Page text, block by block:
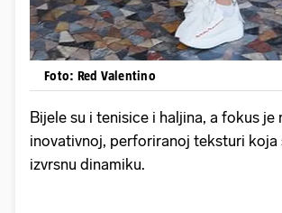
Foto: Red Valentino
Bijele su i tenisice i haljina, a fokus je
inovativnoj, perforiranoj teksturi koja
izvrsnu dinamiku.